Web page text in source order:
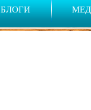
БЛОГИ